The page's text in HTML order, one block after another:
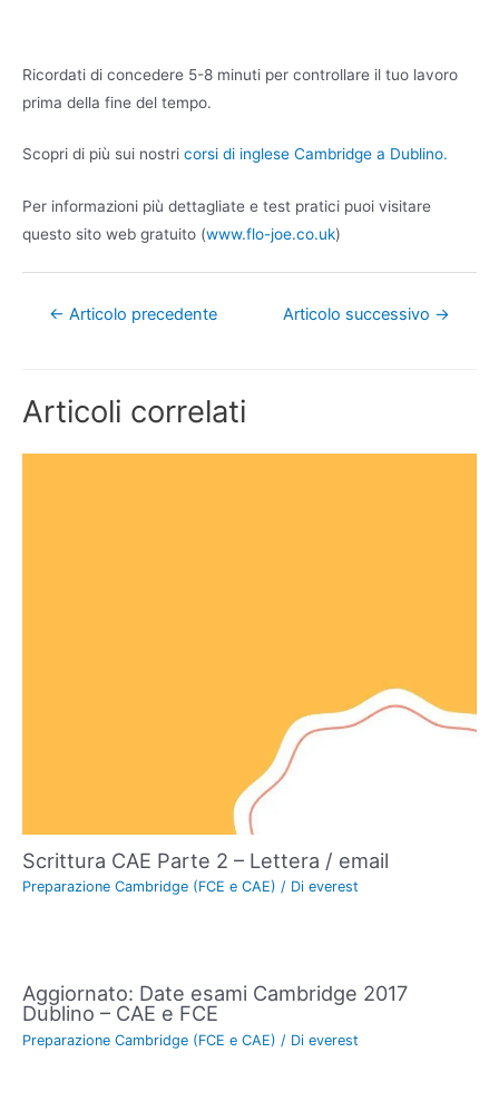
Ricordati di concedere 5-8 minuti per controllare il tuo lavoro
prima della fine del tempo.
Scopri di più sui nostri corsi di inglese Cambridge a Dublino.
Per informazioni più dettagliate e test pratici puoi visitare
questo sito web gratuito (www.flo-joe.co.uk)
← Articolo precedente Articolo successivo →
Articoli correlati
Scrittura CAE Parte 2 – Lettera / email
Preparazione Cambridge (FCE e CAE) / Di everest
Aggiornato: Date esami Cambridge 2017
Dublino – CAE e FCE
Preparazione Cambridge (FCE e CAE) / Di everest